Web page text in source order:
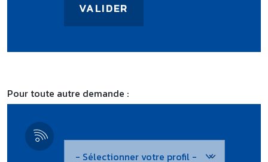
Pour toute autre demande :